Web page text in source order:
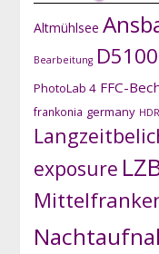
Altmühlsee
Bearbeitung D5100
PhotoLab 4 FFC-
frankonia germany HDR
exposure